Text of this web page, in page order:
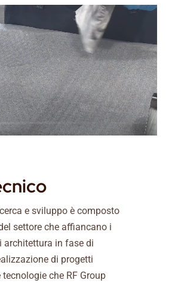
e sviluppo è composto
settore che affiancano i
architettura in fase di
di progetti
che RF Group